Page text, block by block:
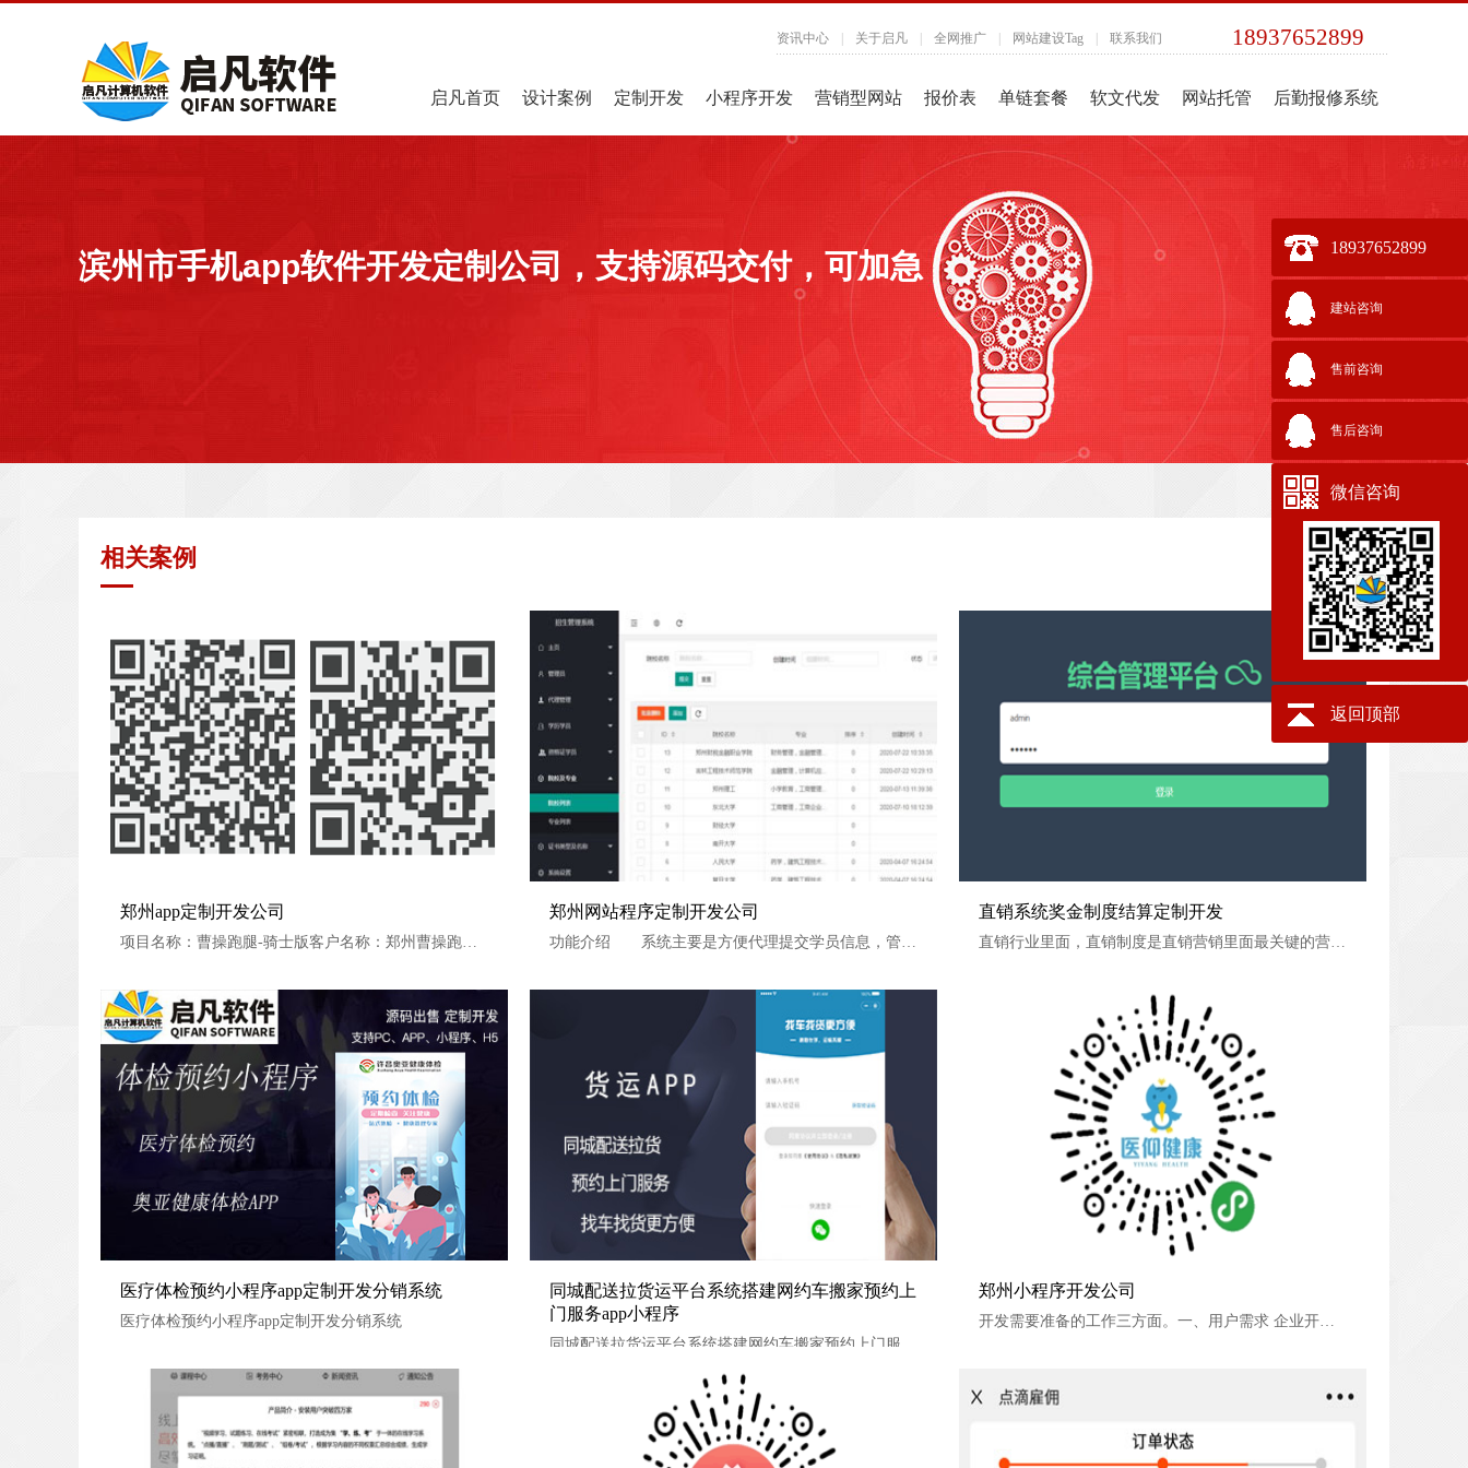
资讯中心 关于启凡 全网推广 网站建设Tag 联系我们 18937652899
启凡首页 设计案例 定制开发 小程序开发 营销型网站 报价表 单链套餐 软文代发 网站托管 后勤报修系统
滨州市手机app软件开发定制公司，支持源码交付，可加急
相关案例
郑州app定制开发公司
郑州app定制开发公司
项目名称：曹操跑腿-骑士版客户名称：郑州曹操跑腿公司
郑州网站程序定制开发公司
郑州网站程序定制开发公司
功能介绍 系统主要是方便代理提交学员信息，管理员
直销系统奖金制度结算定制开发
直销系统奖金制度结算定制开发
直销行业里面，直销制度是直销营销里面最关键的营销思
医疗体检预约小程序app定制开发分销系统
医疗体检预约小程序app定制开发分销系统
医疗体检预约小程序app定制开发分销系统
同城配送拉货运平台系统搭建网约车搬家预约上门服务app小
程序
同城配送拉货运平台系统搭建网约车搬家预约上
门服务app小程序
郑州小程序开发公司
郑州小程序开发公司
开发需要准备的工作三方面。一、用户需求 企业开发小程
18937652899
建站咨询
售前咨询
售后咨询
微信咨询
返回顶部